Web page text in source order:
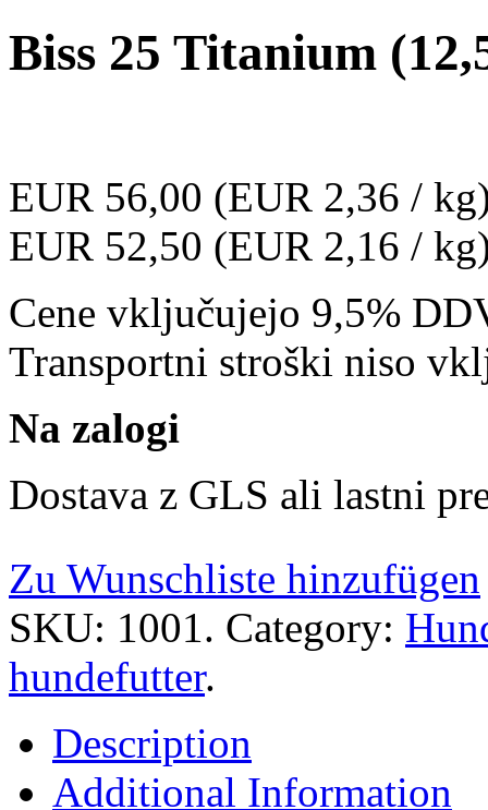
Biss 25 Titanium
EUR 56,00 (EUR 2,36 /
EUR 52,50 (EUR 2,16 /
Cene vključujejo 9,5%
Transportni stroški niso
Na zalogi
Dostava z GLS ali lastni
Zu Wunschliste hinzufügen
SKU: 1001. Category:
hundefutter.
Description
Additional Information